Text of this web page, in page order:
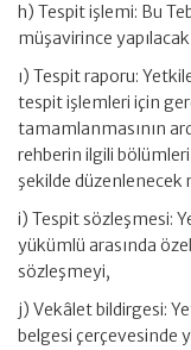
h) Tespit işlemi: Bu
müşavirince
ı) Tespit raporu:
tespit işlemleri için
tamamlanmasının
rehberin ilgili
şekilde düzenlenecek
i) Tespit sözleşmesi:
yükümlü arasında
sözleşmeyi,
j) Vekâlet bildirgesi:
belgesi çerçevesinde